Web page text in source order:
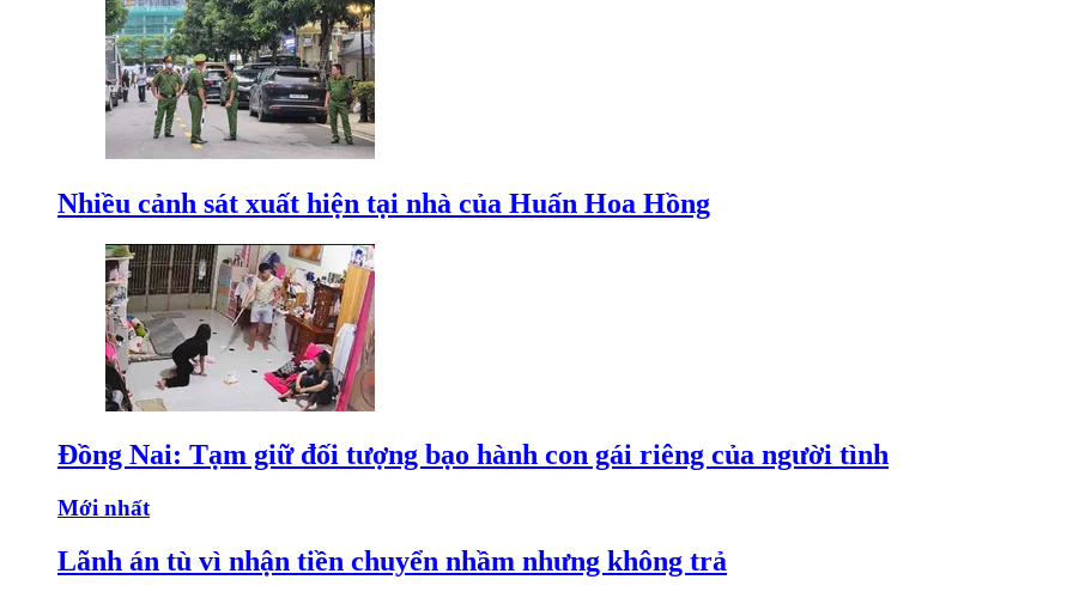
Nhiều cảnh sát xuất hiện tại nhà của Huấn Hoa Hồng
Đồng Nai: Tạm giữ đối tượng bạo hành con gái riêng của người tình
Mới nhất
Lãnh án tù vì nhận tiền chuyển nhầm nhưng không trả